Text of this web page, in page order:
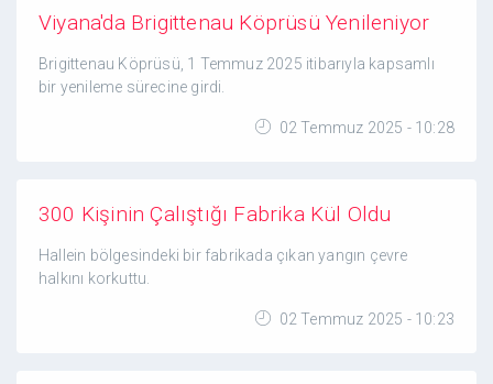
Viyana'da Brigittenau Köprüsü Yenileniyor
Brigittenau Köprüsü, 1 Temmuz 2025 itibarıyla kapsamlı
bir yenileme sürecine girdi.
02 Temmuz 2025 - 10:28
300 Kişinin Çalıştığı Fabrika Kül Oldu
Hallein bölgesindeki bir fabrikada çıkan yangın çevre
halkını korkuttu.
02 Temmuz 2025 - 10:23